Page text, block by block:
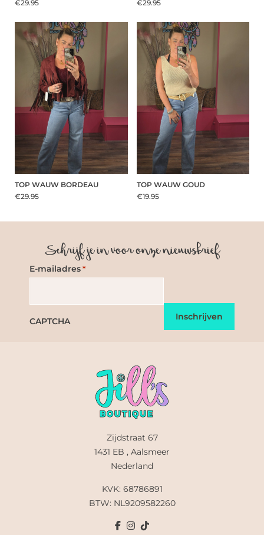
€29.95
€29.95
TOP WAUW BORDEAU
€29.95
TOP WAUW GOUD
€19.95
Schrijf je in voor onze nieuwsbrief
E-mailadres *
CAPTCHA
Zijdstraat 67
1431 EB , Aalsmeer
Nederland
KVK: 68786891
BTW: NL9209582260